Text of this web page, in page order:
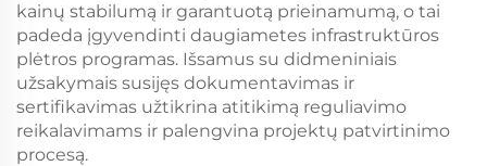
kainų stabilumą ir garantuotą prieinamumą, o tai
padeda įgyvendinti daugiametes infrastruktūros
plėtros programas. Išsamus su didmeniniais
užsakymais susijęs dokumentavimas ir
sertifikavimas užtikrina atitikimą reguliavimo
reikalavimams ir palengvina projektų patvirtinimo
procesą.